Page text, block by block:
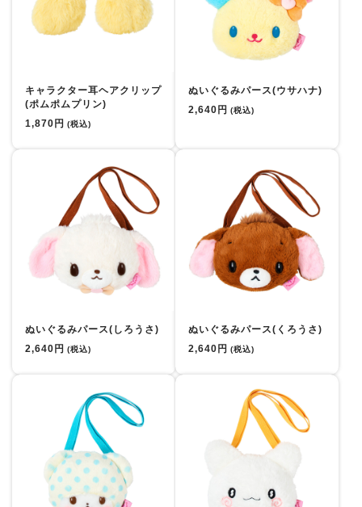
キャラクター耳ヘアクリップ
(ポムポムプリン)
1,870円 (税込)
ぬいぐるみパース(ウサハナ)
2,640円 (税込)
ぬいぐるみパース(しろうさ)
2,640円 (税込)
ぬいぐるみパース(くろうさ)
2,640円 (税込)